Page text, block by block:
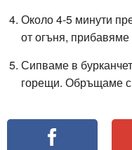
Около 4-5 минути
от огъня, прибавяме
Сипваме в
горещи. Обръщаме с